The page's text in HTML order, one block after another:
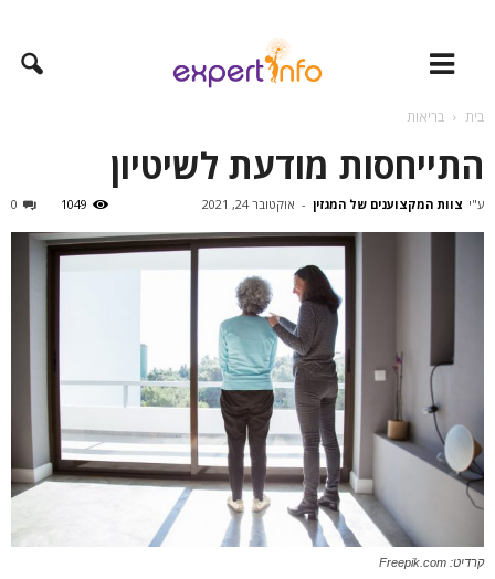
בית בריאות
התייחסות מודעת לשיטיון
ע"י צוות המקצוענים של המגזין - אוקטובר 24, 2021 0 1049
קרדיט: Freepik.com